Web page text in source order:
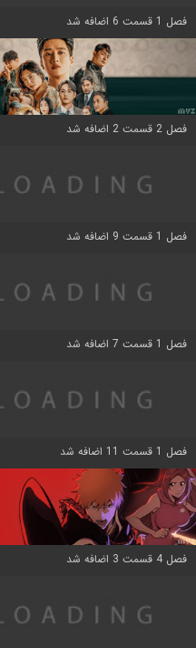
فصل 1 قسمت 6 اضافه شد
فصل 2 قسمت 2 اضافه شد
فصل 1 قسمت 9 اضافه شد
فصل 1 قسمت 7 اضافه شد
فصل 1 قسمت 11 اضافه شد
فصل 4 قسمت 3 اضافه شد